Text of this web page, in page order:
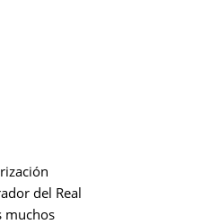
del Real
muchos